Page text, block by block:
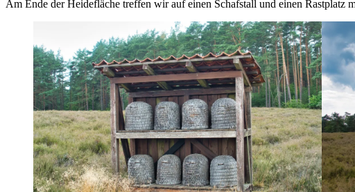
Am Ende der Heidefläche treffen wir auf einen Schafstall und einen